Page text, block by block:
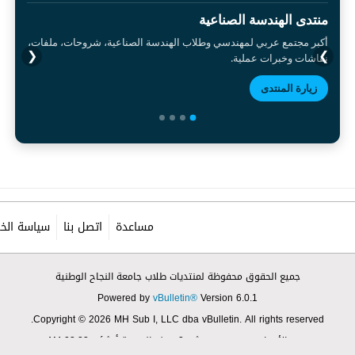
منتدى الهندسة الصناعية
أكبر مجتمع عربي لمهندسي وطلاب الهندسة الصناعية، شروحات، ملفات،
نقاشات وخبرات عملية.
زيارة المنتدى
❮ ❯
مساعدة اتصل بنا سياسة
جميع الحقوق محفوظة لمنتديات طلاب جامعة النجاح الوطنية
Powered byvBulletin®Version 6.0.1
Copyright © 2026 MH Sub I, LLC dba vBulletin. All rights reserved.
جميع الأوقات بتوقيت جرينتش+3. هذه الصفحة أنشئت 03:33 AM.